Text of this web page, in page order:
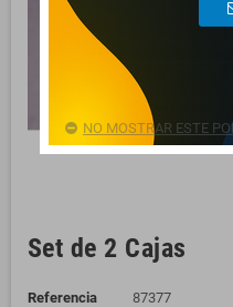
Set de 2 Cajas
Referencia
87377
NO MOSTRAR ESTE